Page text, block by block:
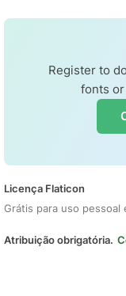
Register to
fonts or
Licença Flaticon
Grátis para uso pessoal
Atribuição obrigatória.